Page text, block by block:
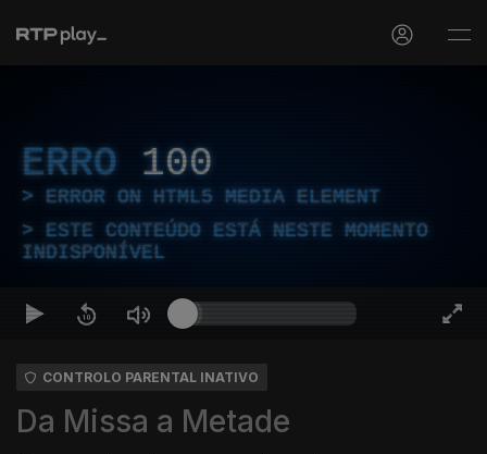
ERRO 100
ERROR ON HTML5 MEDIA ELEMENT
ESTE CONTEÚDO ESTÁ NESTE MOMENTO
INDISPONÍVEL
CONTROLO PARENTAL INATIVO
Da Missa a Metade